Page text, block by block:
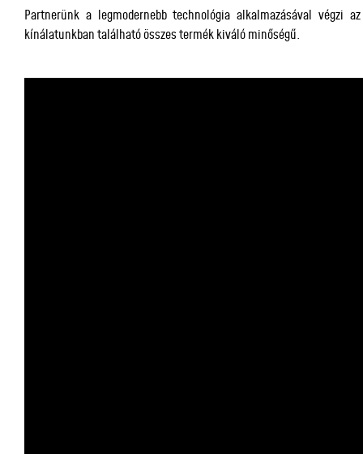
Partnerünk a legmodernebb technológia alkalmazásával végzi
kínálatunkban található összes termék kiváló minőségű.